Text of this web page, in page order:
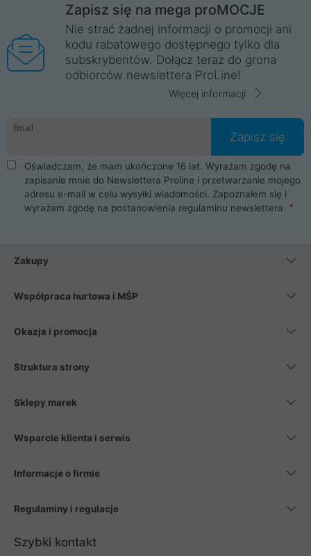
Zapisz się na mega proMOCJE
Nie strać żadnej informacji o promocji ani
kodu rabatowego dostępnego tylko dla
subskrybentów. Dołącz teraz do grona
odbiorców newslettera ProLine!
Więcej informacji
Email
Zapisz się
Oświadczam, że mam ukończone 16 lat. Wyrażam zgodę na
zapisanie mnie do Newslettera Proline i przetwarzanie mojego
adresu e-mail w celu wysyłki wiadomości. Zapoznałem się i
wyrażam zgodę na postanowienia regulaminu newslettera.
Zakupy
Współpraca hurtowa i MŚP
Okazja i promocja
Struktura strony
Sklepy marek
Wsparcie klienta i serwis
Informacje o firmie
Regulaminy i regulacje
Szybki kontakt